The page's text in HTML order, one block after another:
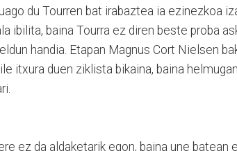
du Tourren bat irabaztea ia ezinezkoa
ibilita, baina Tourra ez diren beste proba
handia. Etapan Magnus Cort Nielsen
itxura duen ziklista bikaina, baina
ez da aldaketarik egon, baina une batean